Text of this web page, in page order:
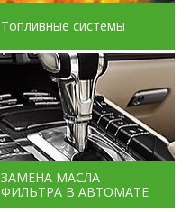
Топливные системы
ЗАМЕНА МАСЛА
ФИЛЬТРА В АВТОМАТЕ